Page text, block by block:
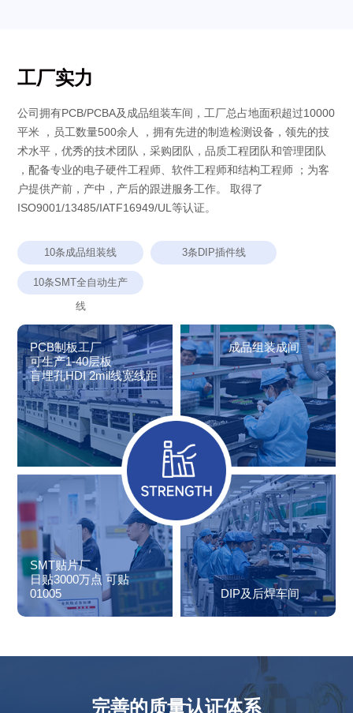
工厂实力
公司拥有PCB/PCBA及成品组装车间，工厂总占地面积超过10000
平米 ，员工数量500余人 ，拥有先进的制造检测设备，领先的技
术水平，优秀的技术团队，采购团队，品质工程团队和管理团队
，配备专业的电子硬件工程师、软件工程师和结构工程师 ；为客
户提供产前，产中，产后的跟进服务工作。 取得了
ISO9001/13485/IATF16949/UL等认证。
10条成品组装线 3条DIP插件线
10条SMT全自动生产
线
PCB制板工厂
可生产1-40层板
盲埋孔HDI 2mil线宽线距
成品组装成间
SMT贴片厂，
日贴3000万点 可贴
01005
DIP及后焊车间
完善的质量认证体系